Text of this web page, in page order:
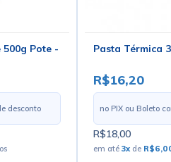
Pote -
desconto
Pasta Térmica
R$16,20
no PIX ou Boleto
R$18,00
em até3x de